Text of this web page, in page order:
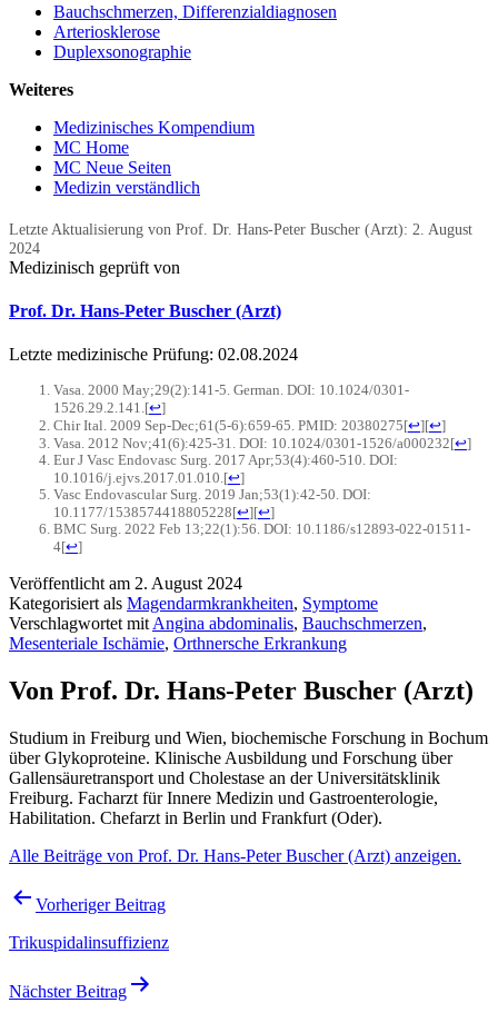
Bauchschmerzen, Differenzialdiagnosen
Arteriosklerose
Duplexsonographie
Weiteres
Medizinisches Kompendium
MC Home
MC Neue Seiten
Medizin verständlich
Letzte Aktualisierung von Prof. Dr. Hans-Peter Buscher (Arzt): 2. August
2024
Medizinisch geprüft von
Prof. Dr. Hans-Peter Buscher (Arzt)
Letzte medizinische Prüfung: 02.08.2024
Vasa. 2000 May;29(2):141-5. German. DOI: 10.1024/0301-
1526.29.2.141.[↩]
Chir Ital. 2009 Sep-Dec;61(5-6):659-65. PMID: 20380275 [↩] [↩]
Vasa. 2012 Nov;41(6):425-31. DOI: 10.1024/0301-1526/a000232 [↩]
Eur J Vasc Endovasc Surg. 2017 Apr;53(4):460-510. DOI:
10.1016/j.ejvs.2017.01.010.[↩]
Vasc Endovascular Surg. 2019 Jan;53(1):42-50. DOI:
10.1177/1538574418805228 [↩] [↩]
BMC Surg. 2022 Feb 13;22(1):56. DOI: 10.1186/s12893-022-01511-
4[↩]
Veröffentlicht am 2. August 2024
Kategorisiert als Magendarmkrankheiten, Symptome
Verschlagwortet mitAngina abdominalis, Bauchschmerzen,
Mesenteriale Ischämie, Orthnersche Erkrankung
Von Prof. Dr. Hans-Peter Buscher (Arzt)
Studium in Freiburg und Wien, biochemische Forschung in Bochum
über Glykoproteine. Klinische Ausbildung und Forschung über
Gallensäuretransport und Cholestase an der Universitätsklinik
Freiburg. Facharzt für Innere Medizin und Gastroenterologie,
Habilitation. Chefarzt in Berlin und Frankfurt (Oder).
Alle Beiträge von Prof. Dr. Hans-Peter Buscher (Arzt) anzeigen.
Beitragsnavigation
Vorheriger Beitrag
Trikuspidalinsuffizienz
Nächster Beitrag